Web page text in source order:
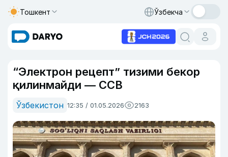
Тошкент Ўзбекча
“Электрон рецепт” тизими бекор
қилинмайди — ССВ
Ўзбекистон 12:35 / 01.05.2026 2163